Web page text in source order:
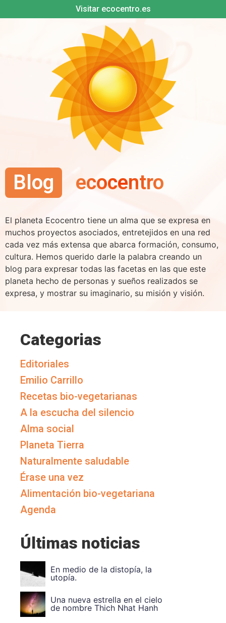
Visitar ecocentro.es
Blog ecocentro
El planeta Ecocentro tiene un alma que se expresa en
muchos proyectos asociados, entretejidos en una red
cada vez más extensa que abarca formación, consumo,
cultura. Hemos querido darle la palabra creando un
blog para expresar todas las facetas en las que este
planeta hecho de personas y sueños realizados se
expresa, y mostrar su imaginario, su misión y visión.
Categorias
Editoriales
Emilio Carrillo
Recetas bio-vegetarianas
A la escucha del silencio
Alma social
Planeta Tierra
Naturalmente saludable
Érase una vez
Alimentación bio-vegetariana
Agenda
Últimas noticias
Vuela Alto Ouka Leele
Divide et impera. Unidad e